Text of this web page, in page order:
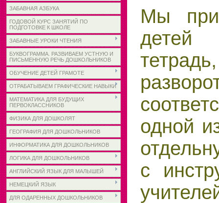
ЗАБАВНАЯ АЗБУКА
ГОДОВОЙ КУРС ЗАНЯТИЙ ПО
ПОДГОТОВКЕ К ШКОЛЕ
ЗАБАВНЫЕ УРОКИ ЧТЕНИЯ
БУКВОГРАММА. РАЗВИВАЕМ УСТНУЮ И
ПИСЬМЕННУЮ РЕЧЬ ДОШКОЛЬНИКОВ
ОБУЧЕНИЕ ДЕТЕЙ ГРАМОТЕ
ОТРАБАТЫВАЕМ ГРАФИЧЕСКИЕ НАВЫКИ
МАТЕМАТИКА ДЛЯ БУДУЩИХ
ПЕРВОКЛАССНИКОВ
ФИЗИКА ДЛЯ ДОШКОЛЯТ
ГЕОГРАФИЯ ДЛЯ ДОШКОЛЬНИКОВ
ИНФОРМАТИКА ДЛЯ ДОШКОЛЬНИКОВ
ЛОГИКА ДЛЯ ДОШКОЛЬНИКОВ
АНГЛИЙСКИЙ ЯЗЫК ДЛЯ МАЛЫШЕЙ
НЕМЕЦКИЙ ЯЗЫК
ДЛЯ ОДАРЕННЫХ ДОШКОЛЬНИКОВ
Мы
одной
с